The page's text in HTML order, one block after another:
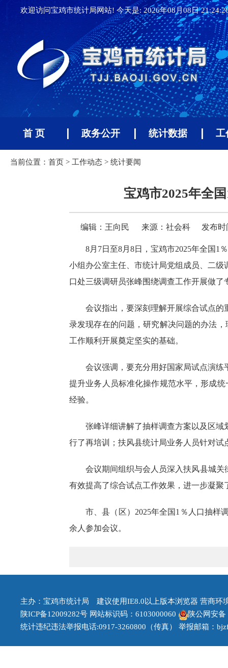
欢迎访问宝鸡市统计局网站! 今天是:2026年08月08日
首 页 政务公开 统计数据 工
当前位置： 首页 > 工作动态 > 统计要闻
宝鸡市2025年全
编辑：王向民 来源：社会科 发布时
8月7日至8月8日，宝鸡市2025年全国1
小组办公室主任、市统计局党组成员、二
口处三级调研员张峰围绕调查工作开展做了
会议指出，要深刻理解开展综合试点
录发现存在的问题，研究解决问题的办法
工作顺利开展奠定坚实的基础。
会议强调，要充分用好国家局试点演
提升业务人员标准化操作规范水平，形成
经验。
张峰详细讲解了抽样调查方案以及区
行了再培训；扶风县统计局业务人员针对
会议期间组织与会人员深入扶风县城
有效提高了综合试点工作效果，进一步凝
市、县（区） 2025年全国1％人口抽样
余人参加会议。
主办：宝鸡市统计局 建议使用IE8.0以上版本浏览器 营商环
陕ICP备12009282号 网站标识码：6103000060
陕公网安备
统计违纪违法举报电话:0917-3260800（传真） 举报邮箱：